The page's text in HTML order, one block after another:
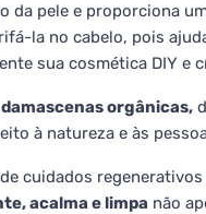
da pele e proporciona
la no cabelo, pois
sua cosmética DIY e
orgânicas,
à natureza e às
cuidados
acalma e limpa não